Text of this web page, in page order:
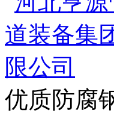
优质防腐